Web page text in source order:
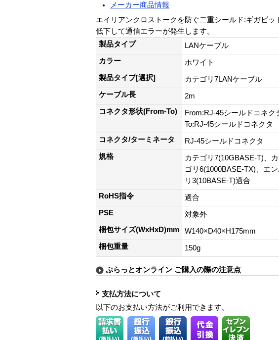
メーカー商品情報
エイリアンクロストークを防ぐ二重シールド:ギガビ
低下して通信エラーが発生します。
製品タイプ
LANケーブル
カラー
ホワイト
製品タイプ[選択]
カテゴリ7LANケーブル
ケーブル長
2m
コネクタ形状(From-To)
From:RJ-45シールドコネク
To:RJ-45シールドコネクタ
コネクタ/ターミネータ
RJ-45シールドコネクタ
規格
カテゴリ7(10GBASE-T)、
ゴリ6(1000BASE-TX)、エ
リ3(10BASE-T)適合
RoHS指令
適合
PSE
対象外
梱包サイズ(WxHxD)mm
W140×D40×H175mm
梱包重量
150g
ぷらっとオンライン ご購入の際の注意点
支払方法について
以下のお支払い方法がご利用できます。